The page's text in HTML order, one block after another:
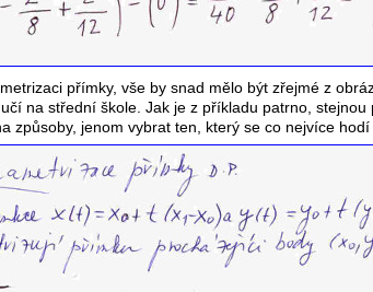
přímky, vše by snad mělo být zřejmé z
na střední škole. Jak je z příkladu patrno,
způsoby, jenom vybrat ten, který se co nejvíce hodí